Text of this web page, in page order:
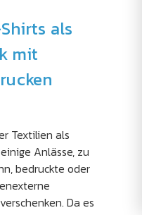
als
mit
Textilien als
Anlässe, zu
bedruckte oder
Da es